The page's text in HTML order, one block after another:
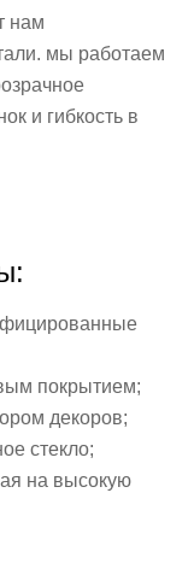
нам
мы работаем
и гибкость в
покрытием;
декоров;
стекло;
на высокую